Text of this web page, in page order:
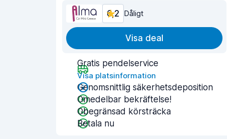
6,2 Dåligt
Visa deal
Gratis pendelservice
Visa platsinformation
Genomsnittlig säkerhetsdeposition
Omedelbar bekräftelse!
Obegränsad körsträcka
Betala nu